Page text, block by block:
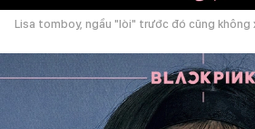
Lisa tomboy, ngầu "lòi" trước đó cũng không